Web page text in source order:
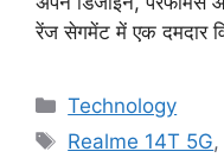
रेंज सेगमेंट में एक दमदार
Categories
Technology
Tags
Realme 14T 5G,